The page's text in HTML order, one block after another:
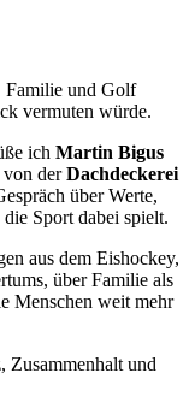
Familie und Golf
vermuten würde.
ich Martin Bigus
von derDachdeckerei
über Werte,
Sport dabei spielt.
aus dem Eishockey,
über Familie als
Menschen weit mehr
Zusammenhalt und